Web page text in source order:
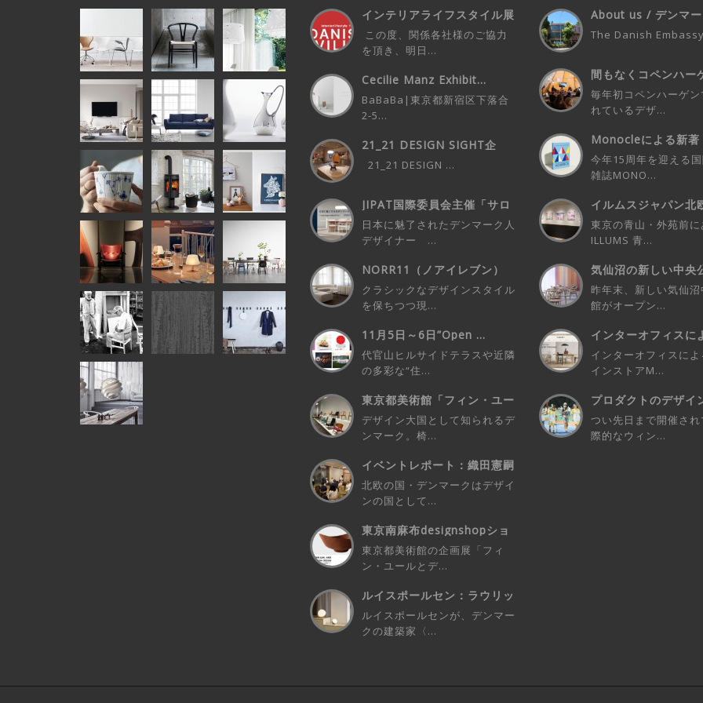
インテリアライフスタイル展
この度、関係各社様のご協力
を頂き、明日...
Cecilie Manz Exhibit...
BaBaBa|東京都新宿区下落合
2-5...
21_21 DESIGN SIGHT企
21_21 DESIGN ...
JIPAT国際委員会主催「サロ
日本に魅了されたデンマーク人
デザイナー ...
NORR11（ノアイレブン）
クラシックなデザインスタイル
を保ちつつ現...
11月5日～6日”Open ...
代官山ヒルサイドテラスや近隣
の多彩な“住...
東京都美術館「フィン・ユー
デザイン大国として知られるデ
ンマーク。椅...
イベントレポート：織田憲嗣
北欧の国・デンマークはデザイ
ンの国として...
東京南麻布designshopショ
東京都美術館の企画展「フィ
ン・ユールとデ...
ルイスポールセン：ラウリッ
ルイスポールセンが、デンマー
クの建築家〈...
About us / デンマ
The Danish
間もなくコペンハー
毎年初コペンハーゲン
れているデザ...
Monocleによる新著
今年15周年を迎える
雑誌MONO...
イルムスジャパン北
東京の青山・外苑前に
ILLUMS 青...
気仙沼の新しい中央
昨年末、新しい気仙沼
館がオープン...
インターオフィスに
インターオフィスによ
インストアM...
プロダクトのデザイ
つい先日まで開催され
際的なウィン...